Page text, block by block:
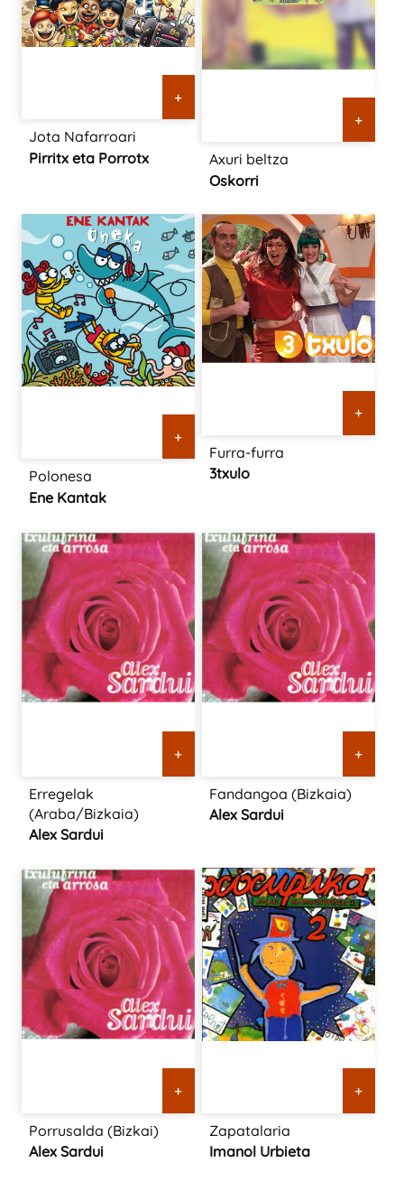
+
Jota Nafarroari
Pirritx eta Porrotx
+
Axuri beltza
Oskorri
+
Polonesa
Ene Kantak
+
Furra-furra
3txulo
+
Erregelak
(Araba/Bizkaia)
Alex Sardui
+
Fandangoa (Bizkaia)
Alex Sardui
+
Porrusalda (Bizkai)
Alex Sardui
+
Zapatalaria
Imanol Urbieta